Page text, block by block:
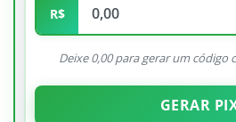
R$
Deixe 0,00 para gerar um código
GERAR